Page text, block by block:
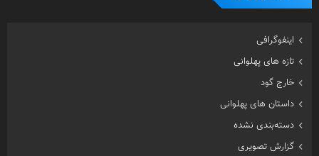
اینفوگرافی
تازه های پهلوانی
خارج گود
داستان های پهلوانی
دسته‌بندی نشده
گزارش تصویری